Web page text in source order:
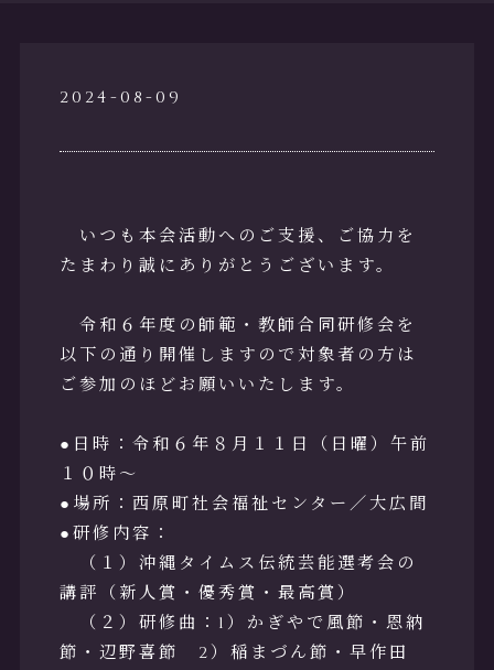
各種お知ら
せ
ラリー
ロード
リンク
2024-08-09
いつも本会活動へのご支援、ご協力を
たまわり誠にありがとうございます。
令和６年度の師範・教師合同研修会を
以下の通り開催しますので対象者の方は
ご参加のほどお願いいたします。
●日時：令和６年８月１１日（日曜）午前
１０時～
●場所：西原町社会福祉センター／大広間
●研修内容：
（１）沖縄タイムス伝統芸能選考会の
講評（新人賞・優秀賞・最高賞）
（２）研修曲：1）かぎやで風節・恩納
節・辺野喜節 2）稲まづん節・早作田